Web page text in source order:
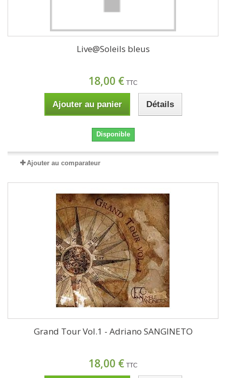
Live@Soleils bleus
18,00 € TTC
Ajouter au panier Détails
Disponible
Ajouter au comparateur
Grand Tour Vol.1 - Adriano SANGINETO
18,00 € TTC